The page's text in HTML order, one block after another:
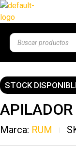
STOCK
Marca: RUM